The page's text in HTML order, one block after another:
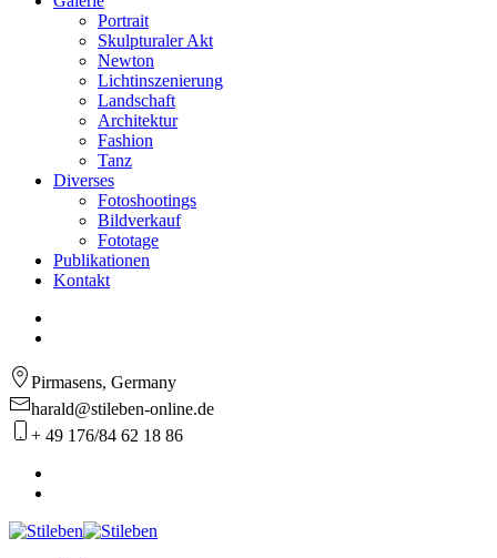
Portrait
Skulpturaler Akt
Newton
Lichtinszenierung
Landschaft
Architektur
Fashion
Tanz
Diverses
Fotoshootings
Bildverkauf
Fototage
Publikationen
Kontakt
Pirmasens, Germany
harald@stileben-online.de
+ 49 176/84 62 18 86